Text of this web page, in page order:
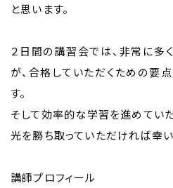
と思います。
２日間の講習会では、非常に多
が、合格していただくための要
す。
そして効率的な学習を進めてい
光を勝ち取っていただければ幸い
講師プロフィール